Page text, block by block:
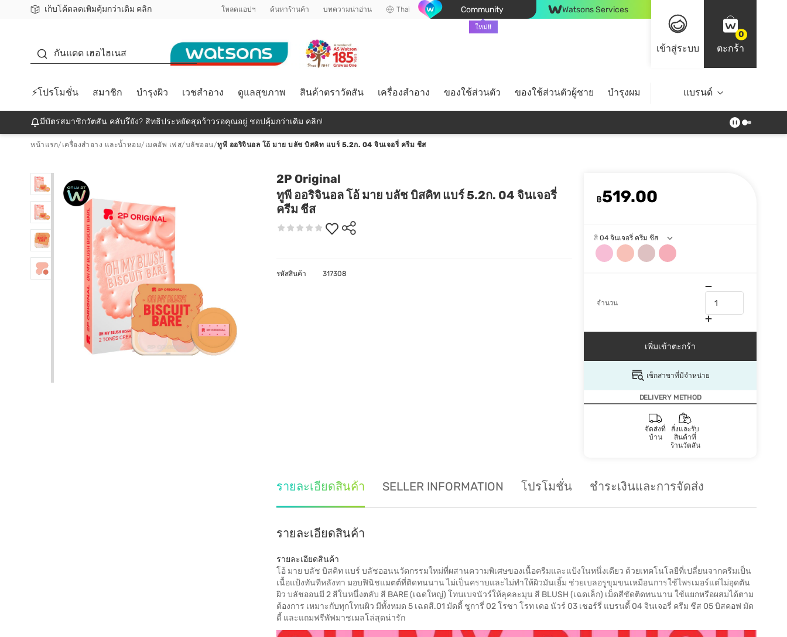
เก็บโค้ดลดเพิ่มคุ้มกว่าเดิม คลิก
ชอปออนไลน์ครั้งแรก ลดเพิ่มจุก ๆ 10%! 🎉
📦ส่งฟรี! เมื่อชอป 499฿
สมาชิกวัตสัน คลับดียังไง? โหลดแอปฯ ค้นหาร้านค้า บทความน่าอ่าน Thai Community
ใหม่!!
Watsons Services
เข้าสู่ระบบ
0
ตะกร้า
กันแดด เฮอไฮเนส
⚡โปรโมชั่น สมาชิก บำรุงผิว เวชสำอาง ดูแลสุขภาพ สินค้าตราวัตสัน เครื่องสำอาง ของใช้ส่วนตัว ของใช้ส่วนตัวผู้ชาย บำรุงผม ไลฟ์สไตล์ Top Brands
แบรนด์
มีบัตรสมาชิกวัตสัน คลับรึยัง? สิทธิประหยัดสุดว้าวรอคุณอยู่ ชอปคุ้มกว่าเดิม คลิก!
หน้าแรก/ เครื่องสำอาง และน้ำหอม/ เมคอัพ เฟส/บลัชออน/ทูพี ออริจินอล โอ้ มาย บลัช บิสคิท แบร์ 5.2ก. 04 จินเจอรี่ ครีม ชีส
2P Original
ทูพี ออริจินอล โอ้ มาย บลัช บิสคิท แบร์ 5.2ก. 04 จินเจอรี่
ครีม ชีส
฿519.00
สี 04 จินเจอรี่ ครีม ชีส
จำนวน
เพิ่มเข้าตะกร้า
เช็กสาขาที่มีจำหน่าย
DELIVERY METHOD
จัดส่งที่
บ้าน
สั่งและรับ
สินค้าที่
ร้านวัตสัน
รหัสสินค้า 317308
รายละเอียดสินค้า SELLER INFORMATION โปรโมชั่น ชำระเงินและการจัดส่ง
รายละเอียดสินค้า
รายละเอียดสินค้า
โอ้ มาย บลัช บิสคิท แบร์ บลัชออนนวัตกรรมใหม่ที่ผสานความพิเศษของเนื้อครีมและแป้งในหนึ่งเดียว ด้วยเทคโนโลยีที่เปลี่ยนจากครีมเป็น
เนื้อแป้งทันทีหลังทา มอบฟินิชแมตต์ที่ติดทนนาน ไม่เป็นคราบและไม่ทำให้ผิวมันเยิ้ม ช่วยเบลอรูขุมขนเหมือนการใช้ไพรเมอร์แต่ไม่อุดตัน
ผิว บลัชออนมี 2 สีในหนึ่งตลับ สี BARE (เฉดใหญ่) โทนเบจนัวร์ให้ลุคละมุน สี BLUSH (เฉดเล็ก) เม็ดสีชัดติดทนนาน ใช้แยกหรือผสมได้ตาม
ต้องการ เหมาะกับทุกโทนผิว มีทั้งหมด 5 เฉดสี.01 มัดดี้ ชูการี่ 02 โรซา โรท เดอ นัวร์ 03 เชอร์รี่ แบรนดี้ 04 จินเจอรี่ ครีม ชีส 05 บิสคอฟ มัด
ดี้ และแถมฟรีพัฟมาชเมลโล่สุดน่ารัก